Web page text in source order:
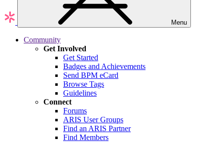
Menu
Community
Get Involved
Get Started
Badges and Achievements
Send BPM eCard
Browse Tags
Guidelines
Connect
Forums
ARIS User Groups
Find an ARIS Partner
Find Members